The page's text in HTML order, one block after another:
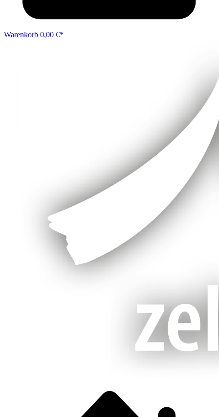
Warenkorb 0,00 €*